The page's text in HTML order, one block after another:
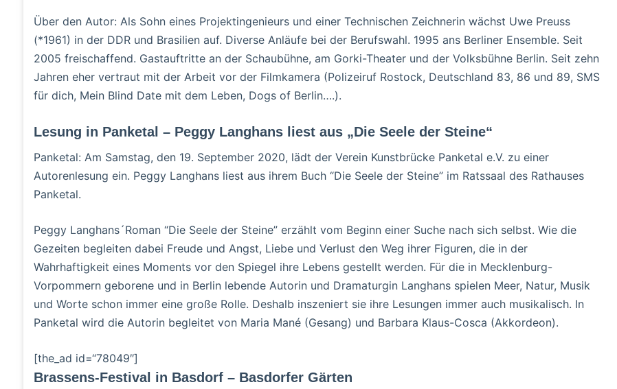
Über den Autor: Als Sohn eines Projektingenieurs und einer Technischen Zeichnerin wächst Uwe Preuss
(*1961) in der DDR und Brasilien auf. Diverse Anläufe bei der Berufswahl. 1995 ans Berliner Ensemble. Seit
2005 freischaffend. Gastauftritte an der Schaubühne, am Gorki-Theater und der Volksbühne Berlin. Seit zehn
Jahren eher vertraut mit der Arbeit vor der Filmkamera (Polizeiruf Rostock, Deutschland 83, 86 und 89, SMS
für dich, Mein Blind Date mit dem Leben, Dogs of Berlin….).
Lesung in Panketal – Peggy Langhans liest aus „Die Seele der Steine“
Panketal: Am Samstag, den 19. September 2020, lädt der Verein Kunstbrücke Panketal e.V. zu einer
Autorenlesung ein. Peggy Langhans liest aus ihrem Buch “Die Seele der Steine” im Ratssaal des Rathauses
Panketal.
Peggy Langhans´Roman “Die Seele der Steine” erzählt vom Beginn einer Suche nach sich selbst. Wie die
Gezeiten begleiten dabei Freude und Angst, Liebe und Verlust den Weg ihrer Figuren, die in der
Wahrhaftigkeit eines Moments vor den Spiegel ihre Lebens gestellt werden. Für die in Mecklenburg-
Vorpommern geborene und in Berlin lebende Autorin und Dramaturgin Langhans spielen Meer, Natur, Musik
und Worte schon immer eine große Rolle. Deshalb inszeniert sie ihre Lesungen immer auch musikalisch. In
Panketal wird die Autorin begleitet von Maria Mané (Gesang) und Barbara Klaus-Cosca (Akkordeon).
[the_ad id=“78049″]
Brassens-Festival in Basdorf – Basdorfer Gärten